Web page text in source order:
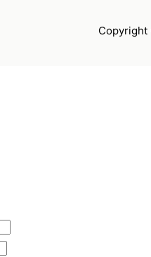
Copyright